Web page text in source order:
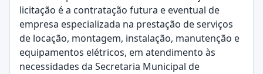
licitação é a contratação futura e eventual de
empresa especializada na prestação de serviços
de locação, montagem, instalação, manutenção e
equipamentos elétricos, em atendimento às
necessidades da Secretaria Municipal de